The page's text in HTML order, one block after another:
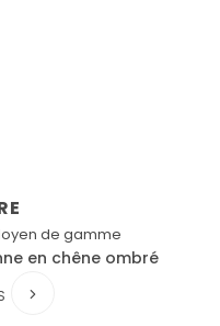
de gamme
en chêne ombré